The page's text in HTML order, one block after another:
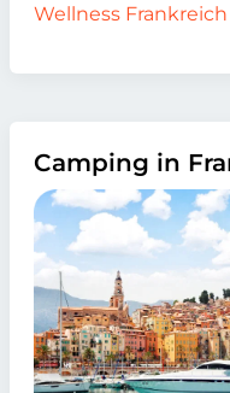
Wellness Frankreich
Camping in